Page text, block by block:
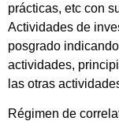
prácticas, etc con
Actividades de
posgrado
actividades,
las otras
Régimen de